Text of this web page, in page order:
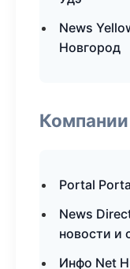
News
Новгород
Portal
News
новости и
Инфо Net